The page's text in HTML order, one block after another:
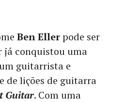
Ben Ellerpode ser
já conquistou uma
guitarrista e
de lições de guitarra
Guitar. Com uma